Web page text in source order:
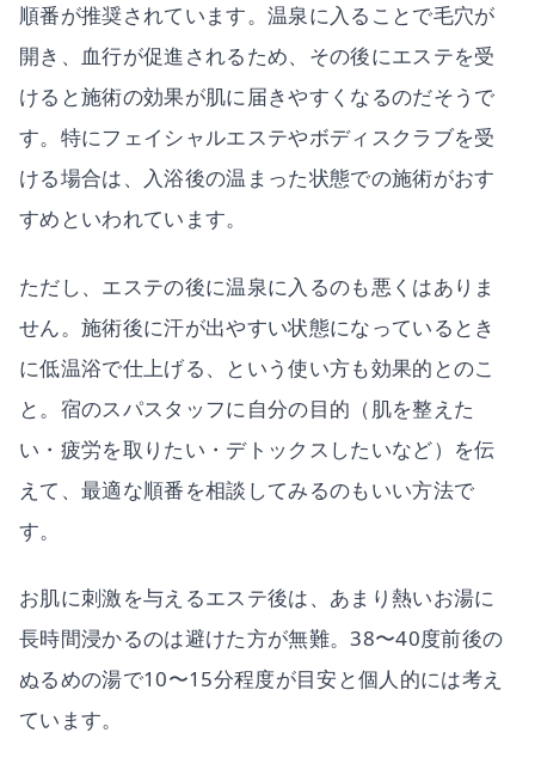
順番が推奨されています。温泉に入ることで毛穴が
開き、血行が促進されるため、その後にエステを受
けると施術の効果が肌に届きやすくなるのだそうで
す。特にフェイシャルエステやボディスクラブを受
ける場合は、入浴後の温まった状態での施術がおす
すめといわれています。
ただし、エステの後に温泉に入るのも悪くはありま
せん。施術後に汗が出やすい状態になっているとき
に低温浴で仕上げる、という使い方も効果的とのこ
と。宿のスパスタッフに自分の目的（肌を整えた
い・疲労を取りたい・デトックスしたいなど）を伝
えて、最適な順番を相談してみるのもいい方法で
す。
お肌に刺激を与えるエステ後は、あまり熱いお湯に
長時間浸かるのは避けた方が無難。38〜40度前後の
ぬるめの湯で10〜15分程度が目安と個人的には考え
ています。